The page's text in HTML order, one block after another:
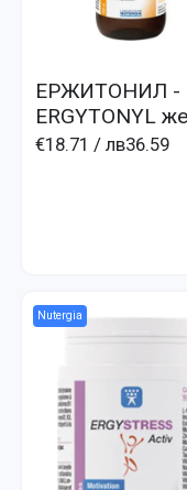
ЕРЖИТОНИЛ -
ERGYTONYL
шен бял, черен и
€18.71 / лв36.59
Nutergia